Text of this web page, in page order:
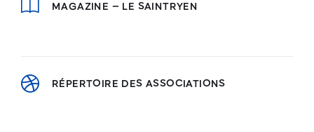
MAGAZINE – LE SAINTRYEN
RÉPERTOIRE DES ASSOCIATIONS